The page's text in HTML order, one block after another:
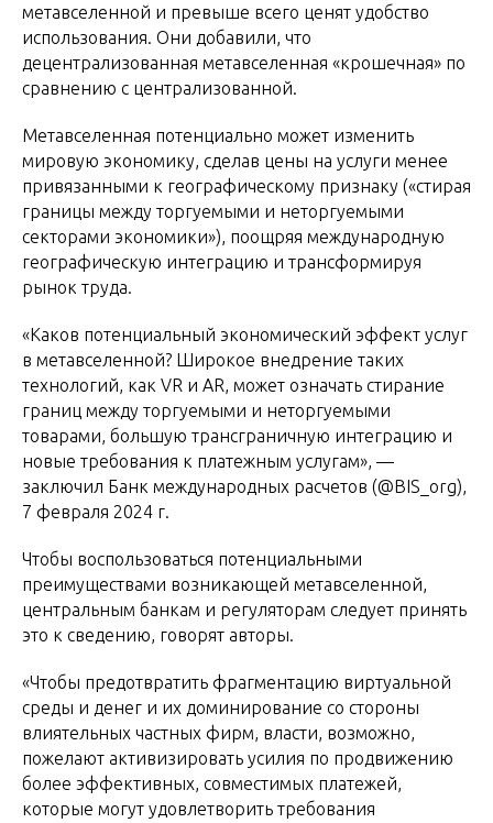
метавселенной и превыше всего ценят удобство
использования. Они добавили, что
децентрализованная метавселенная «крошечная» по
сравнению с централизованной.
Метавселенная потенциально может изменить
мировую экономику, сделав цены на услуги менее
привязанными к географическому признаку («стирая
границы между торгуемыми и неторгуемыми
секторами экономики»), поощряя международную
географическую интеграцию и трансформируя
рынок труда.
«Каков потенциальный экономический эффект услуг
в метавселенной? Широкое внедрение таких
технологий, как VR и AR, может означать стирание
границ между торгуемыми и неторгуемыми
товарами, большую трансграничную интеграцию и
новые требования к платежным услугам», —
заключил Банк международных расчетов (@BIS_org),
7 февраля 2024 г.
Чтобы воспользоваться потенциальными
преимуществами возникающей метавселенной,
центральным банкам и регуляторам следует принять
это к сведению, говорят авторы.
«Чтобы предотвратить фрагментацию виртуальной
среды и денег и их доминирование со стороны
влиятельных частных фирм, власти, возможно,
пожелают активизировать усилия по продвижению
более эффективных, совместимых платежей,
которые могут удовлетворить требования